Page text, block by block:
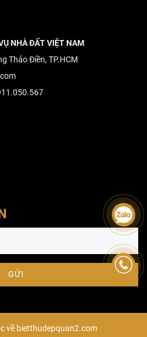
NHÀ ĐẤT VIỆT NAM
Thảo Điền, TP.HCM
GỬI
về bietthudepquan2.com